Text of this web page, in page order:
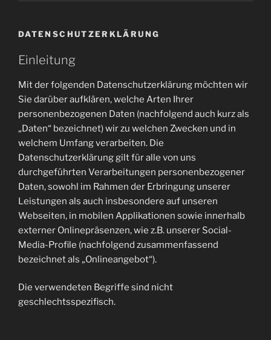
DATENSCHUTZERKLÄRUNG
Einleitung
Mit der folgenden Datenschutzerklärung möchten wir
Sie darüber aufklären, welche Arten Ihrer
personenbezogenen Daten (nachfolgend auch kurz als
„Daten“ bezeichnet) wir zu welchen Zwecken und in
welchem Umfang verarbeiten. Die
Datenschutzerklärung gilt für alle von uns
durchgeführten Verarbeitungen personenbezogener
Daten, sowohl im Rahmen der Erbringung unserer
Leistungen als auch insbesondere auf unseren
Webseiten, in mobilen Applikationen sowie innerhalb
externer Onlinepräsenzen, wie z.B. unserer Social-
Media-Profile (nachfolgend zusammenfassend
bezeichnet als „Onlineangebot“).
Die verwendeten Begriffe sind nicht
geschlechtsspezifisch.